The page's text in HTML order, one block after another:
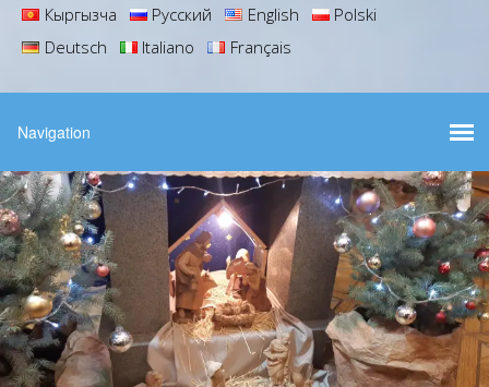
Кыргызча Русский English
Polski
Deutsch
Italiano Français